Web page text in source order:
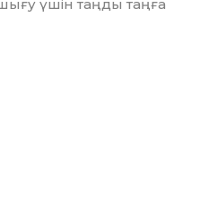
үшін таңды таңға